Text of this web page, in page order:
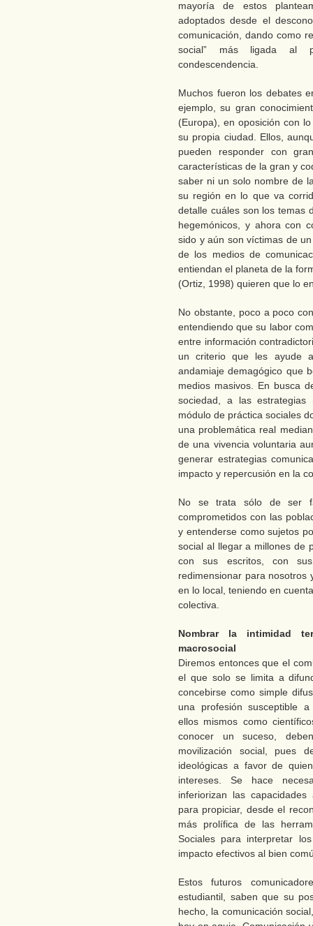
mayoría de estos
adoptados desde el
comunicación, dando como
social” más ligada al
condescendencia.
Muchos fueron los debates
ejemplo, su gran
(Europa), en oposición con
su propia ciudad. Ellos,
pueden responder con
características de la gran y
saber ni un solo nombre de
su región en lo que va
detalle cuáles son los temas
hegemónicos, y ahora con
sido y aún son víctimas de
de los medios de
entiendan el planeta de la
(Ortiz, 1998) quieren que lo
No obstante, poco a poco
entendiendo que su labor
entre información
un criterio que les ayude
andamiaje demagógico que
medios masivos. En busca
sociedad, a las
módulo de práctica sociales
una problemática real
de una vivencia voluntaria
generar estrategias
impacto y repercusión en la
No se trata sólo de ser
comprometidos con las
y entenderse como sujetos
social al llegar a millones de
con sus escritos, con
redimensionar para nosotros
en lo local, teniendo en
colectiva.
Nombrar la intimidad
macrosocial
Diremos entonces que el
el que solo se limita a
concebirse como simple
una profesión susceptible
ellos mismos como
conocer un suceso,
movilización social, pues
ideológicas a favor de
intereses. Se hace
inferiorizan las
para propiciar, desde el
más prolífica de las
Sociales para interpretar
impacto efectivos al bien
Estos futuros
estudiantil, saben que su
hecho, la comunicación